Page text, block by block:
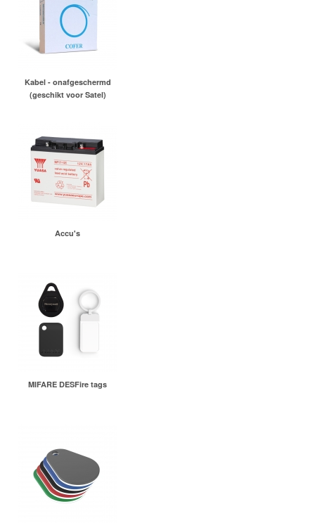
Kabel - onafgeschermd
(geschikt voor Satel)
Accu's
MIFARE DESFire tags